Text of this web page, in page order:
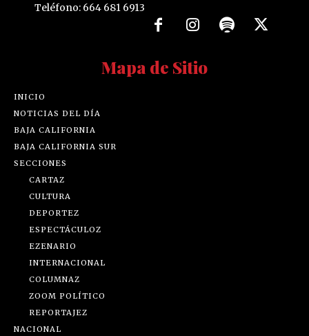
Teléfono: 664 681 6913
Mapa de Sitio
INICIO
NOTICIAS DEL DÍA
BAJA CALIFORNIA
BAJA CALIFORNIA SUR
SECCIONES
CARTAZ
CULTURA
DEPORTEZ
ESPECTÁCULOZ
EZENARIO
INTERNACIONAL
COLUMNAZ
ZOOM POLÍTICO
REPORTAJEZ
NACIONAL